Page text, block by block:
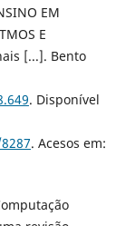
EM
E
[...]. Bento
. Disponível
. Acesos em: